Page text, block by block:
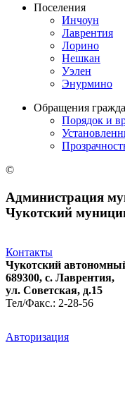
Поселения
Инчоун
Лаврентия
Лорино
Нешкан
Уэлен
Энурмино
Обращения
Порядок и
©
Администрация
Чукотский
Контакты
Чукотский
689300, с. Лаврентия,
ул. Советская, д.15
Тел/Факс.: 2-28-56
Авторизация